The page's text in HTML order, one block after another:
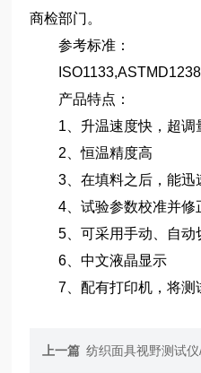
商检部门。
参考标准：
产品特点：
1、升温速度快，超调
2、恒温精度高
3、在填料之后，能迅
4、试验参数校准并修
5、可采用手动、自动
6、中文液晶显示
7、配有打印机，将测
上一篇 纺织面具视野测试